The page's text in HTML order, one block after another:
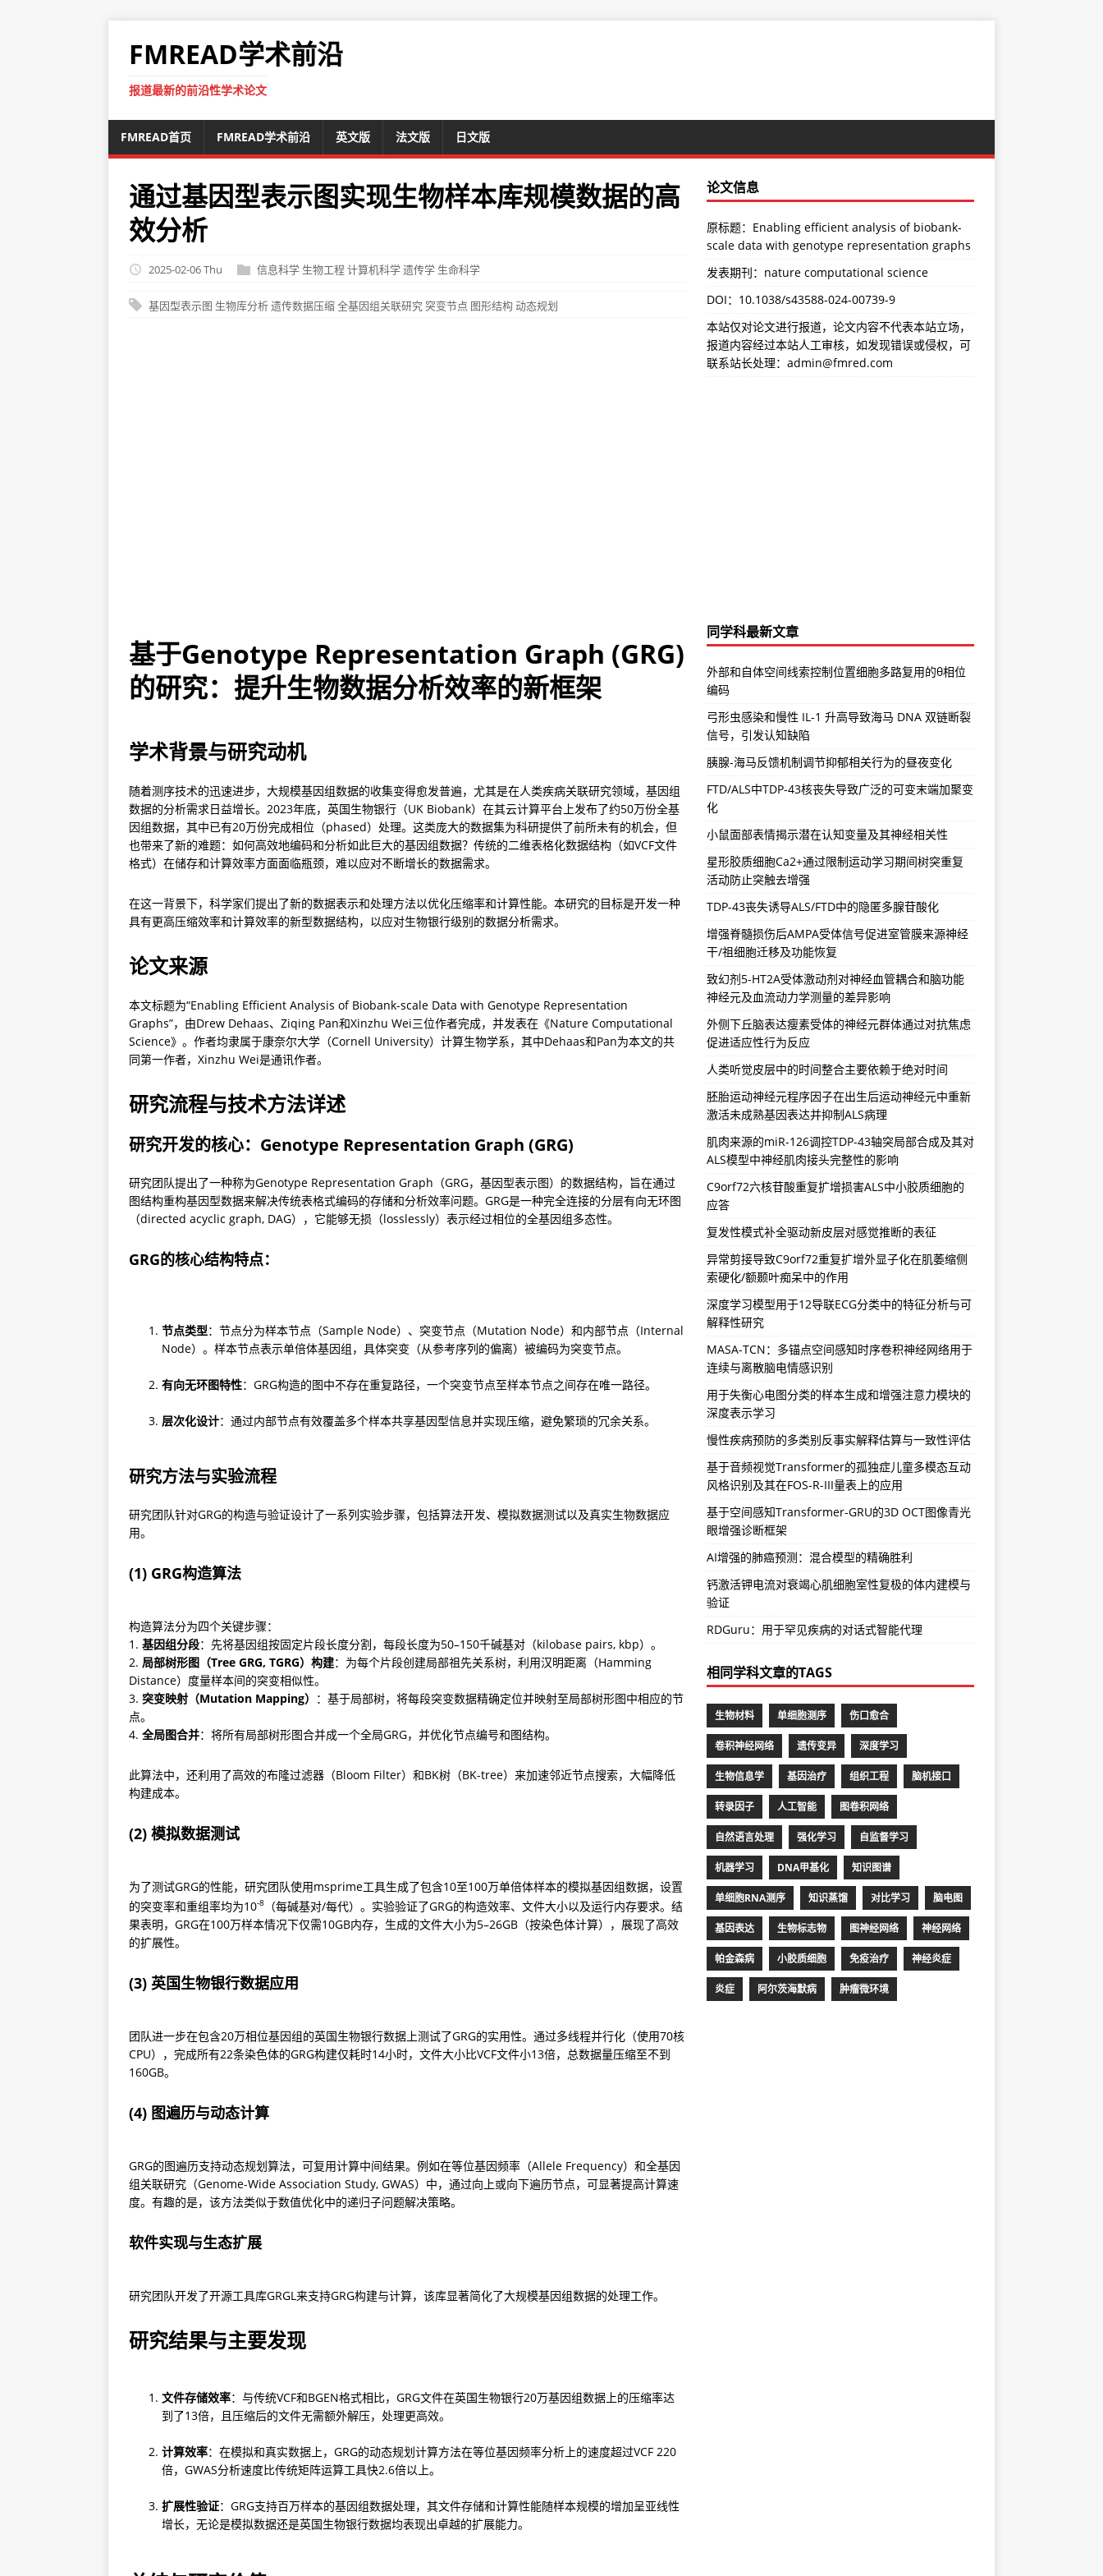
FMREAD学术前沿
报道最新的前沿性学术论文
FMREAD首页 FMREAD学术前沿 英文版 法文版 日文版
通过基因型表示图实现生物样本库规模数据的高
效分析
2025-02-06 Thu 信息科学 生物工程计算机科学遗传学 生命科学
基因型表示图 生物库分析遗传数据压缩全基因组关联研究 突变节点 图形结构动态规划
基于Genotype Representation Graph (GRG)
的研究：提升生物数据分析效率的新框架
学术背景与研究动机
随着测序技术的迅速进步，大规模基因组数据的收集变得愈发普遍，尤其是在人类疾病关联研究领域，基因组
数据的分析需求日益增长。2023年底，英国生物银行（UK Biobank）在其云计算平台上发布了约50万份全基
因组数据，其中已有20万份完成相位（phased）处理。这类庞大的数据集为科研提供了前所未有的机会，但
也带来了新的难题：如何高效地编码和分析如此巨大的基因组数据？传统的二维表格化数据结构（如VCF文件
格式）在储存和计算效率方面面临瓶颈，难以应对不断增长的数据需求。
在这一背景下，科学家们提出了新的数据表示和处理方法以优化压缩率和计算性能。本研究的目标是开发一种
具有更高压缩效率和计算效率的新型数据结构，以应对生物银行级别的数据分析需求。
论文来源
本文标题为“Enabling Efficient Analysis of Biobank-scale Data with Genotype Representation
Graphs”，由Drew Dehaas、Ziqing Pan和Xinzhu Wei三位作者完成，并发表在《Nature Computational
Science》。作者均隶属于康奈尔大学（Cornell University）计算生物学系，其中Dehaas和Pan为本文的共
同第一作者，Xinzhu Wei是通讯作者。
研究流程与技术方法详述
研究开发的核心：Genotype Representation Graph (GRG)
研究团队提出了一种称为Genotype Representation Graph（GRG，基因型表示图）的数据结构，旨在通过
图结构重构基因型数据来解决传统表格式编码的存储和分析效率问题。GRG是一种完全连接的分层有向无环图
（directed acyclic graph, DAG），它能够无损（losslessly）表示经过相位的全基因组多态性。
GRG的核心结构特点：
节点类型：节点分为样本节点（Sample Node）、突变节点（Mutation Node）和内部节点（Internal
Node）。样本节点表示单倍体基因组，具体突变（从参考序列的偏离）被编码为突变节点。
有向无环图特性：GRG构造的图中不存在重复路径，一个突变节点至样本节点之间存在唯一路径。
层次化设计：通过内部节点有效覆盖多个样本共享基因型信息并实现压缩，避免繁琐的冗余关系。
研究方法与实验流程
研究团队针对GRG的构造与验证设计了一系列实验步骤，包括算法开发、模拟数据测试以及真实生物数据应
用。
(1) GRG构造算法
构造算法分为四个关键步骤：
1. 基因组分段：先将基因组按固定片段长度分割，每段长度为50–150千碱基对（kilobase pairs, kbp）。
2. 局部树形图（Tree GRG, TGRG）构建：为每个片段创建局部祖先关系树，利用汉明距离（Hamming
Distance）度量样本间的突变相似性。
3. 突变映射（Mutation Mapping） ：基于局部树，将每段突变数据精确定位并映射至局部树形图中相应的节
点。
4. 全局图合并：将所有局部树形图合并成一个全局GRG，并优化节点编号和图结构。
此算法中，还利用了高效的布隆过滤器（Bloom Filter）和BK树（BK-tree）来加速邻近节点搜索，大幅降低
构建成本。
(2) 模拟数据测试
为了测试GRG的性能，研究团队使用msprime工具生成了包含10至100万单倍体样本的模拟基因组数据，设置
的突变率和重组率均为10-8
（每碱基对/每代）。实验验证了GRG的构造效率、文件大小以及运行内存要求。结
果表明，GRG在100万样本情况下仅需10GB内存，生成的文件大小为5–26GB（按染色体计算），展现了高效
的扩展性。
(3) 英国生物银行数据应用
团队进一步在包含20万相位基因组的英国生物银行数据上测试了GRG的实用性。通过多线程并行化（使用70核
CPU），完成所有22条染色体的GRG构建仅耗时14小时，文件大小比VCF文件小13倍，总数据量压缩至不到
160GB。
(4) 图遍历与动态计算
GRG的图遍历支持动态规划算法，可复用计算中间结果。例如在等位基因频率（Allele Frequency）和全基因
组关联研究（Genome-Wide Association Study, GWAS）中，通过向上或向下遍历节点，可显著提高计算速
度。有趣的是，该方法类似于数值优化中的递归子问题解决策略。
软件实现与生态扩展
研究团队开发了开源工具库GRGL来支持GRG构建与计算，该库显著简化了大规模基因组数据的处理工作。
研究结果与主要发现
文件存储效率：与传统VCF和BGEN格式相比，GRG文件在英国生物银行20万基因组数据上的压缩率达
到了13倍，且压缩后的文件无需额外解压，处理更高效。
计算效率：在模拟和真实数据上，GRG的动态规划计算方法在等位基因频率分析上的速度超过VCF 220
倍，GWAS分析速度比传统矩阵运算工具快2.6倍以上。
扩展性验证：GRG支持百万样本的基因组数据处理，其文件存储和计算性能随样本规模的增加呈亚线性
增长，无论是模拟数据还是英国生物银行数据均表现出卓越的扩展能力。
论文信息
原标题：Enabling efficient analysis of biobank-
scale data with genotype representation graphs
发表期刊：nature computational science
DOI： 10.1038/s43588-024-00739-9
本站仅对论文进行报道，论文内容不代表本站立场，
报道内容经过本站人工审核，如发现错误或侵权，可
联系站长处理：admin@fmred.com
同学科最新文章
外部和自体空间线索控制位置细胞多路复用的θ相位
编码
弓形虫感染和慢性 IL-1 升高导致海马 DNA 双链断裂
信号，引发认知缺陷
胰腺-海马反馈机制调节抑郁相关行为的昼夜变化
FTD/ALS中TDP-43核丧失导致广泛的可变末端加聚变
化
小鼠面部表情揭示潜在认知变量及其神经相关性
星形胶质细胞Ca2+通过限制运动学习期间树突重复
活动防止突触去增强
TDP-43丧失诱导ALS/FTD中的隐匿多腺苷酸化
增强脊髓损伤后AMPA受体信号促进室管膜来源神经
干/祖细胞迁移及功能恢复
致幻剂5-HT2A受体激动剂对神经血管耦合和脑功能
神经元及血流动力学测量的差异影响
外侧下丘脑表达瘦素受体的神经元群体通过对抗焦虑
促进适应性行为反应
人类听觉皮层中的时间整合主要依赖于绝对时间
胚胎运动神经元程序因子在出生后运动神经元中重新
激活未成熟基因表达并抑制ALS病理
肌肉来源的miR-126调控TDP-43轴突局部合成及其对
ALS模型中神经肌肉接头完整性的影响
C9orf72六核苷酸重复扩增损害ALS中小胶质细胞的
应答
复发性模式补全驱动新皮层对感觉推断的表征
异常剪接导致C9orf72重复扩增外显子化在肌萎缩侧
索硬化/额颞叶痴呆中的作用
深度学习模型用于12导联ECG分类中的特征分析与可
解释性研究
MASA-TCN：多锚点空间感知时序卷积神经网络用于
连续与离散脑电情感识别
用于失衡心电图分类的样本生成和增强注意力模块的
深度表示学习
慢性疾病预防的多类别反事实解释估算与一致性评估
基于音频视觉Transformer的孤独症儿童多模态互动
风格识别及其在FOS-R-III量表上的应用
基于空间感知Transformer-GRU的3D OCT图像青光
眼增强诊断框架
AI增强的肺癌预测：混合模型的精确胜利
钙激活钾电流对衰竭心肌细胞室性复极的体内建模与
验证
RDGuru：用于罕见疾病的对话式智能代理
相同学科文章的TAGS
生物材料 单细胞测序 伤口愈合
卷积神经网络 遗传变异 深度学习
生物信息学 基因治疗 组织工程 脑机接口
转录因子 人工智能 图卷积网络
自然语言处理 强化学习 自监督学习
机器学习 DNA甲基化 知识图谱
单细胞RNA测序 知识蒸馏 对比学习 脑电图
基因表达 生物标志物 图神经网络 神经网络
帕金森病 小胶质细胞 免疫治疗 神经炎症
炎症 阿尔茨海默病 肿瘤微环境